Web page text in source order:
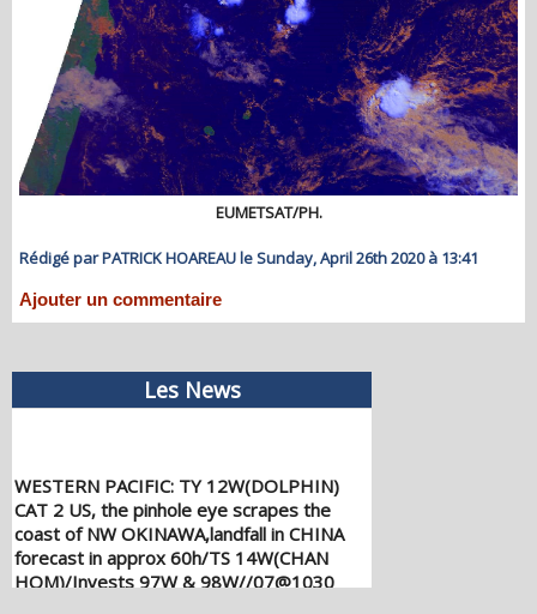
EUMETSAT/PH.
Rédigé par PATRICK HOAREAU le Sunday, April 26th 2020 à 13:41
Ajouter un commentaire
Les News
WESTERN PACIFIC: TY 12W(DOLPHIN)
CAT 2 US, the pinhole eye scrapes the
coast of NW OKINAWA,landfall in CHINA
forecast in approx 60h/TS 14W(CHAN
HOM)/Invests 97W & 98W//07@1030